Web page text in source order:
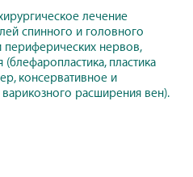
лечение
спинного и головного
периферических нервов,
(блефаропластика, пластика
консервативное и
расширения вен).